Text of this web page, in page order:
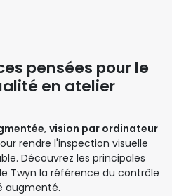
pensées pour le
en atelier
, vision par ordinateur
rendre l'inspection visuelle
Découvrez les principales
Twyn la référence du contrôle
augmenté.